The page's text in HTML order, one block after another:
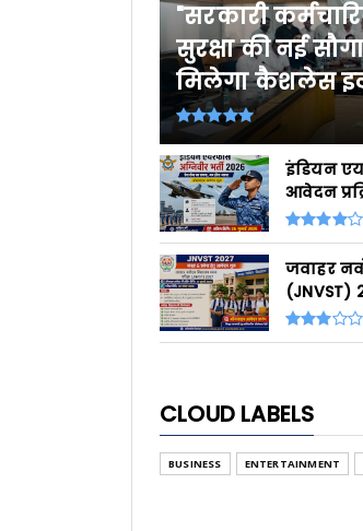
"सरकारी
सुरक्षा की नई
मिलेगा कैशलेस
इंडियन
आवेदन
जवाहर
(JNVST)
CLOUD LABELS
BUSINESS ENTERTAINMENT